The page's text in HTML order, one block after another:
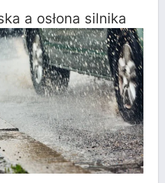
a osłona silnika